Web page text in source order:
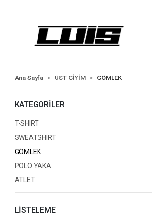
Ana Sayfa ÜST GİYİM GÖMLEK
KATEGORİLER
T-SHIRT
SWEATSHIRT
GÖMLEK
POLO YAKA
ATLET
LİSTELEME